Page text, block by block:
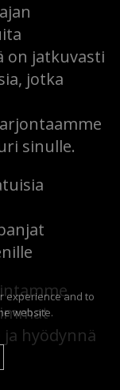
on jatkuvasti
jotka
sinulle.
hyödynnä
experience and to
website.